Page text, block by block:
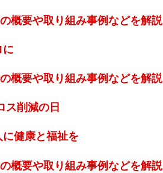
概要や取り組み事例などを解説
に
概要や取り組み事例などを解説
ス削減の日
健康と福祉を
概要や取り組み事例などを解説